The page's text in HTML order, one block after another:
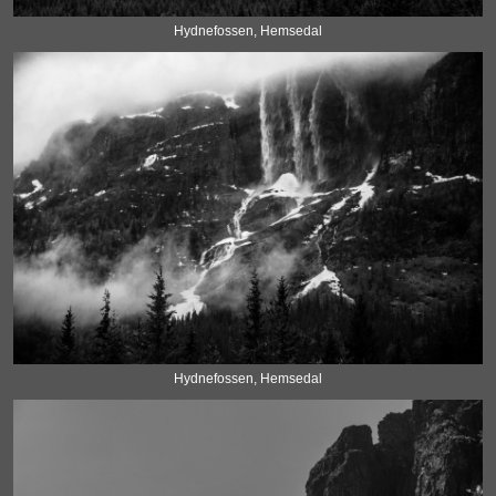
Hydnefossen, Hemsedal
Hydnefossen, Hemsedal